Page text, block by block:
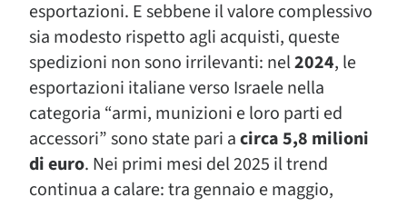
esportazioni. E sebbene il valore complessivo
sia modesto rispetto agli acquisti, queste
spedizioni non sono irrilevanti: nel2024, le
esportazioni italiane verso Israele nella
categoria “armi, munizioni e loro parti ed
accessori” sono state pari acirca 5,8 milioni
di euro. Nei primi mesi del 2025 il trend
continua a calare: tra gennaio e maggio,